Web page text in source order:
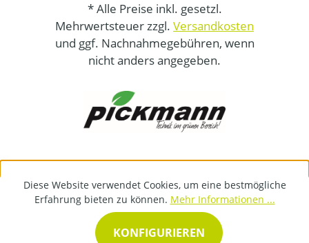
* Alle Preise inkl. gesetzl.
Mehrwertsteuer zzgl. Versandkosten
und ggf. Nachnahmegebühren, wenn
nicht anders angegeben.
Diese Website verwendet Cookies, um eine bestmögliche
Erfahrung bieten zu können. Mehr Informationen ...
KONFIGURIEREN